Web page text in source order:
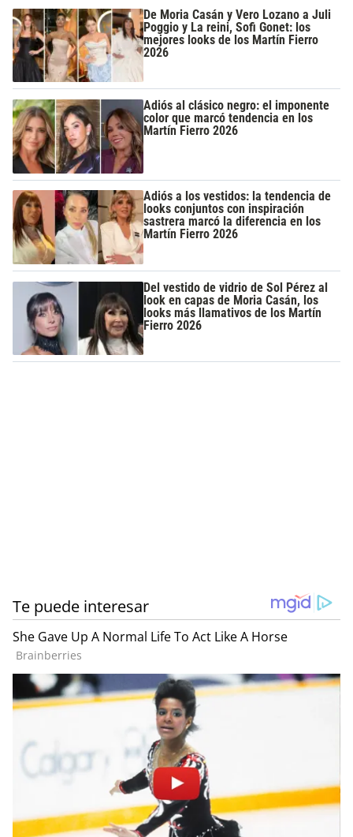
De Moria Casán y Vero Lozano a Juli
Poggio y La reini, Sofi Gonet: los
mejores looks de los Martín Fierro
2026
Adiós al clásico negro: el imponente
color que marcó tendencia en los
Martín Fierro 2026
Adiós a los vestidos: la tendencia de
looks conjuntos con inspiración
sastrera marcó la diferencia en los
Martín Fierro 2026
Del vestido de vidrio de Sol Pérez al
look en capas de Moria Casán, los
looks más llamativos de los Martín
Fierro 2026